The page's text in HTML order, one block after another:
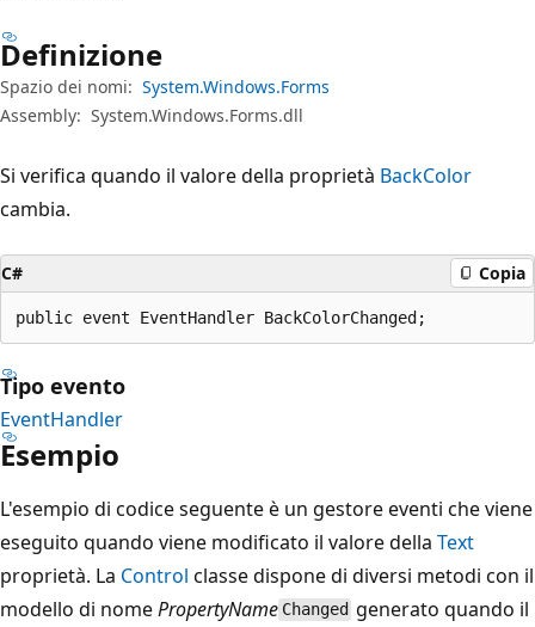
Definizione
Spazio dei nomi: System.Windows.Forms
Assembly: System.Windows.Forms.dll
Si verifica quando il valore della proprietà BackColor
cambia.
C# Copia
public event EventHandler BackColorChanged;
Tipo evento
EventHandler
Esempio
L'esempio di codice seguente è un gestore eventi che viene
eseguito quando viene modificato il valore della Text
proprietà. La Control classe dispone di diversi metodi con il
modello di nomePropertyName Changed generato quando il